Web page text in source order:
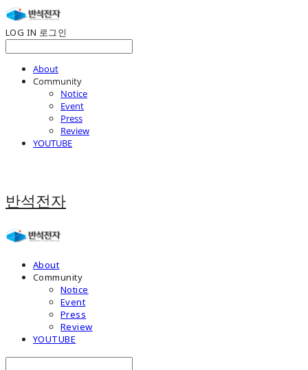
LOG IN 로그인
About
Community
Notice
Event
Press
Review
YOUTUBE
반석전자
About
Community
Notice
Event
Press
Review
YOUTUBE